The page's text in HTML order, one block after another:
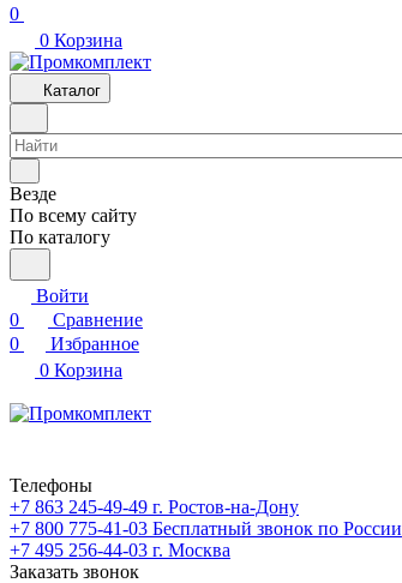
0
0 Корзина
Каталог
Везде
По всему сайту
По каталогу
Войти
0
Сравнение
0
Избранное
0 Корзина
Телефоны
+7 863 245-49-49 г. Ростов-на-Дону
+7 800 775-41-03 Бесплатный звонок по России
+7 495 256-44-03 г. Москва
Заказать звонок